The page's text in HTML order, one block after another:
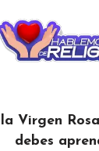
la Virgen
debes